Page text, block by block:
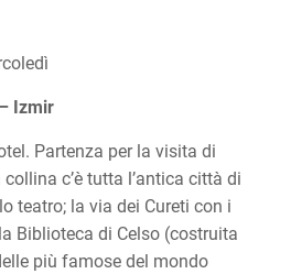
Izmir
Partenza per la visita di
c’è tutta l’antica città di
teatro; la via dei Cureti con i
Biblioteca di Celso (costruita
più famose del mondo